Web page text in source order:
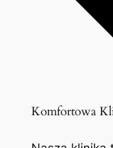
Komfortowa